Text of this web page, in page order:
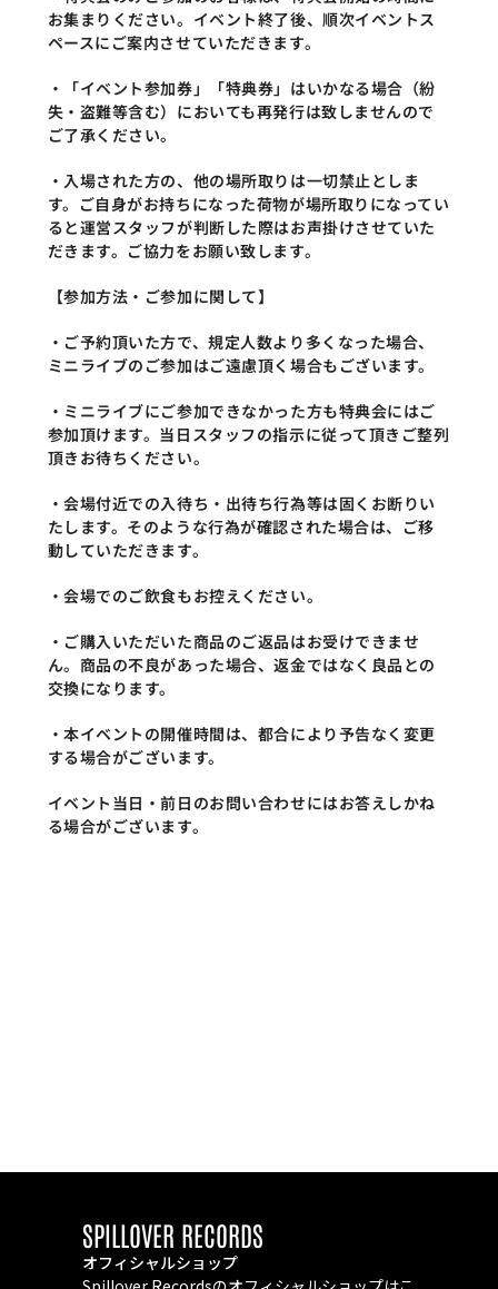
お集まりください。イベント終了後、順次イベントス
ペースにご案内させていただきます。
・「イベント参加券」「特典券」はいかなる場合（紛
失・盗難等含む）においても再発行は致しませんので
ご了承ください。
・入場された方の、他の場所取りは一切禁止としま
す。ご自身がお持ちになった荷物が場所取りになってい
ると運営スタッフが判断した際はお声掛けさせていた
だきます。ご協力をお願い致します。
【参加方法・ご参加に関して】
・ご予約頂いた方で、規定人数より多くなった場合、
ミニライブのご参加はご遠慮頂く場合もございます。
・ミニライブにご参加できなかった方も特典会にはご
参加頂けます。当日スタッフの指示に従って頂きご整列
頂きお待ちください。
・会場付近での入待ち・出待ち行為等は固くお断りい
たします。そのような行為が確認された場合は、ご移
動していただきます。
・会場でのご飲食もお控えください。
・ご購入いただいた商品のご返品はお受けできませ
ん。商品の不良があった場合、返金ではなく良品との
交換になります。
・本イベントの開催時間は、都合により予告なく変更
する場合がございます。
イベント当日・前日のお問い合わせにはお答えしかね
る場合がございます。
SPILLOVER RECORDS
オフィシャルショップ